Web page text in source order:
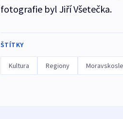
fotografie byl Jiří Všetečka.
ŠTÍTKY
Kultura Regiony